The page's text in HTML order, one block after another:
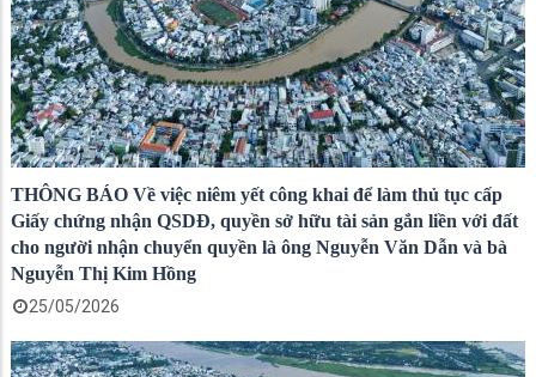
THÔNG BÁO Về việc niêm yết công khai để làm thủ tục cấp
Giấy chứng nhận QSDĐ, quyền sở hữu tài sản gắn liền với đất
cho người nhận chuyển quyền là ông Nguyễn Văn Dẫn và bà
Nguyễn Thị Kim Hồng
25/05/2026